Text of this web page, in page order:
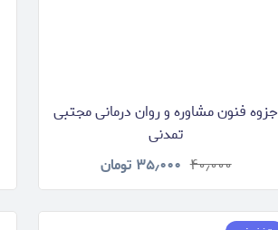
جزوه فنون مشاوره و روان درمانی مجتبی
تمدنی
۴۰٫۰۰۰ ۳۵٫۰۰۰ تومان